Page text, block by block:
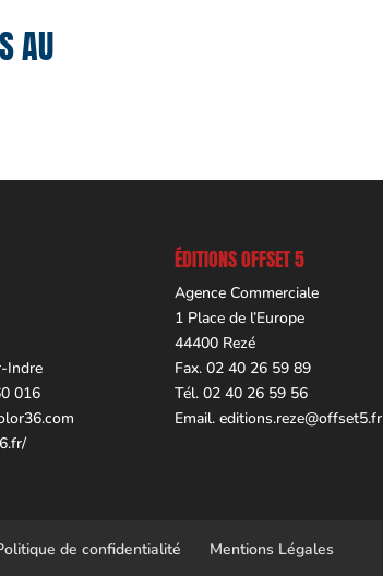
AU
Indre
016
ÉDITIONS OFFSET 5
Agence Commerciale
1 Place de l’Europe
44400 Rezé
Fax. 02 40 26 59 89
Tél. 02 40 26 59 56
Email.editions.reze@offset5.fr
de confidentialité Mentions Légales